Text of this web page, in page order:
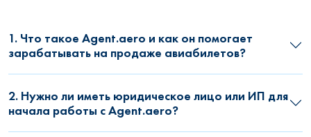
1. Что такое Agent.aero и как он помогает
зарабатывать на продаже авиабилетов?
2. Нужно ли иметь юридическое лицо или ИП для
начала работы с Agent.aero?